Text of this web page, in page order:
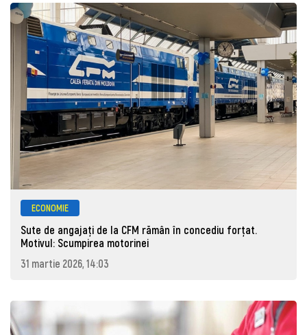
ECONOMIE
Sute de angajaţi de la CFM rămân în concediu forţat.
Motivul: Scumpirea motorinei
31 martie 2026, 14:03